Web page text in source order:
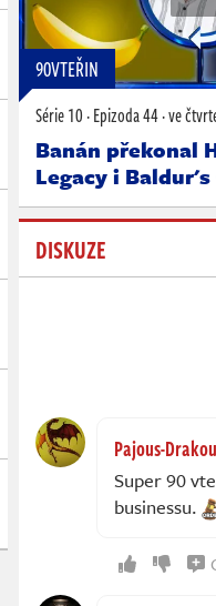
90VTEŘIN
Série 10·Epizoda 44·ve
Banán překonal
Legacy i Baldur's
DISKUZE
Pajous-
Super 90
businessu.